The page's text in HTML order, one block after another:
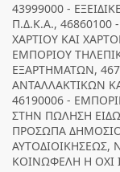
43999000 -
Π.Δ.Κ.Α.,
ΧΑΡΤΙΟΥ ΚΑΙ
ΕΜΠΟΡΙΟΥ
ΕΞΑΡΤΗΜΑΤΩΝ,
ΑΝΤΑΛΛΑΚΤΙΚΩΝ
46190006 -
ΣΤΗΝ ΠΩΛΗΣΗ
ΠΡΟΣΩΠΑ
ΚΟΙΝΩΦΕΛΗ Η ΟΧΙ